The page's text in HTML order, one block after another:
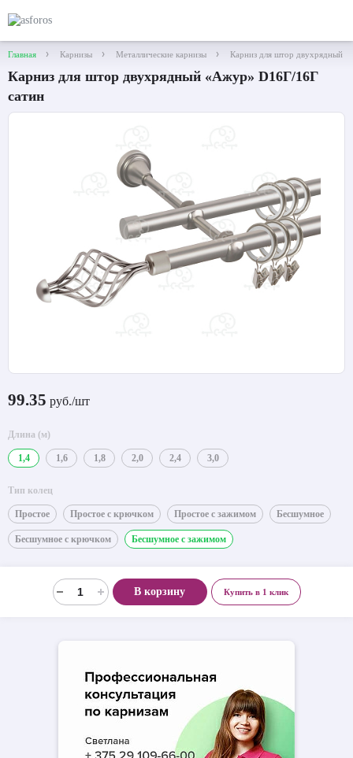
Главная Карнизы Металлические карнизы Карниз для штор двухрядный
Карниз для штор двухрядный «Ажур» D16Г/16Г
сатин
99.35 руб./шт
Длина (м)
1,4 1,6 1,8 2,0 2,4 3,0
Тип колец
Простое Простое с крючком Простое с зажимом Бесшумное
Бесшумное с крючком Бесшумное с зажимом
В корзину Купить в 1 клик